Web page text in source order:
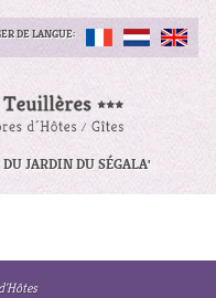
DE LANGUE:
JARDIN DU SÉGALA'